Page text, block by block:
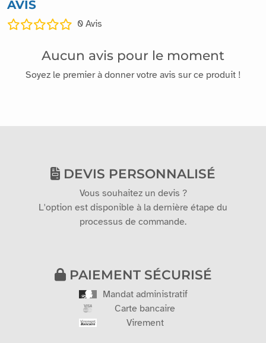
0 Avis
Aucun avis pour le moment
Soyez le premier à donner votre avis sur ce produit !
DEVIS PERSONNALISÉ
Vous souhaitez un devis ?
L'option est disponible à la dernière étape du
processus de commande.
PAIEMENT SÉCURISÉ
Mandat administratif
Carte bancaire
Virement